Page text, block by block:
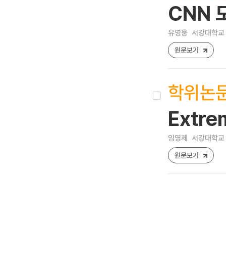
CNN
유영웅 서강대학
원문보기
학위논
임영제 서강대학
원문보기